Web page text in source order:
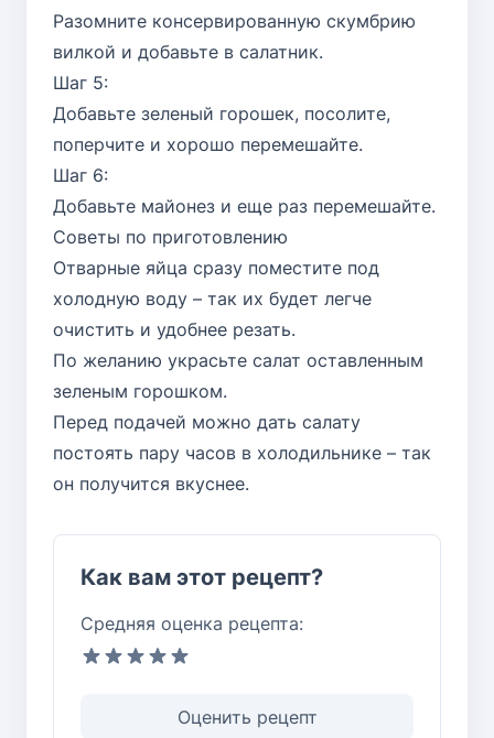
Разомните консервированную скумбрию
вилкой и добавьте в салатник.
Шаг 5:
Добавьте зеленый горошек, посолите,
поперчите и хорошо перемешайте.
Шаг 6:
Добавьте майонез и еще раз перемешайте.
Советы по приготовлению
Отварные яйца сразу поместите под
холодную воду – так их будет легче
очистить и удобнее резать.
По желанию украсьте салат оставленным
зеленым горошком.
Перед подачей можно дать салату
постоять пару часов в холодильнике – так
он получится вкуснее.
Как вам этот рецепт?
Средняя оценка рецепта:
Оценить рецепт